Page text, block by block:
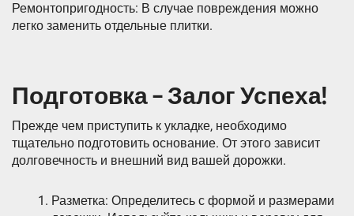
Ремонтопригодность: В случае повреждения можно
легко заменить отдельные плитки.
Подготовка – Залог Успеха!
Прежде чем приступить к укладке, необходимо
тщательно подготовить основание. От этого зависит
долговечность и внешний вид вашей дорожки.
Разметка: Определитесь с формой и размерами